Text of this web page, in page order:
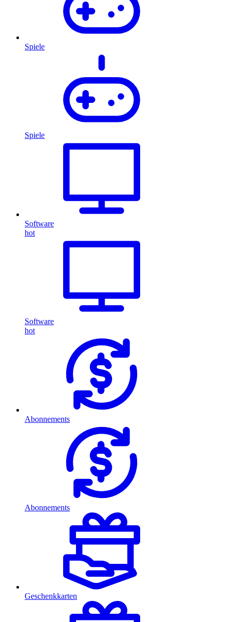
Spiele
Spiele
Software
hot
Software
hot
Abonnements
Abonnements
Geschenkkarten